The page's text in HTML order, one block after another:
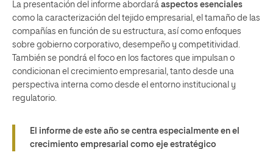
La presentación del informe abordará aspectos esenciales
como la caracterización del tejido empresarial, el tamaño de las
compañías en función de su estructura, así como enfoques
sobre gobierno corporativo, desempeño y competitividad.
También se pondrá el foco en los factores que impulsan o
condicionan el crecimiento empresarial, tanto desde una
perspectiva interna como desde el entorno institucional y
regulatorio.
El informe de este año se centra especialmente en el
crecimiento empresarial como eje estratégico